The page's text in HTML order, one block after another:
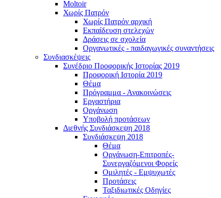
Moltoir
Χωρίς Πατρόν
Χωρίς Πατρόν αρχική
Εκπαίδευση στελεχών
Δράσεις σε σχολεία
Οργανωτικές - παιδαγωγικές συναντήσεις
Συνδιασκέψεις
Συνέδριο Προφορικής Ιστορίας 2019
Προφορική Ιστορία 2019
Θέμα
Πρόγραμμα - Ανακοινώσεις
Εργαστήρια
Οργάνωση
Υποβολή προτάσεων
Διεθνής Συνδιάσκεψη 2018
Συνδιάσκεψη 2018
Θέμα
Οργάνωση-Επιτροπές-
Συνεργαζόμενοι Φορείς
Ομιλητές - Εμψυχωτές
Προτάσεις
Ταξιδιωτικές Οδηγίες